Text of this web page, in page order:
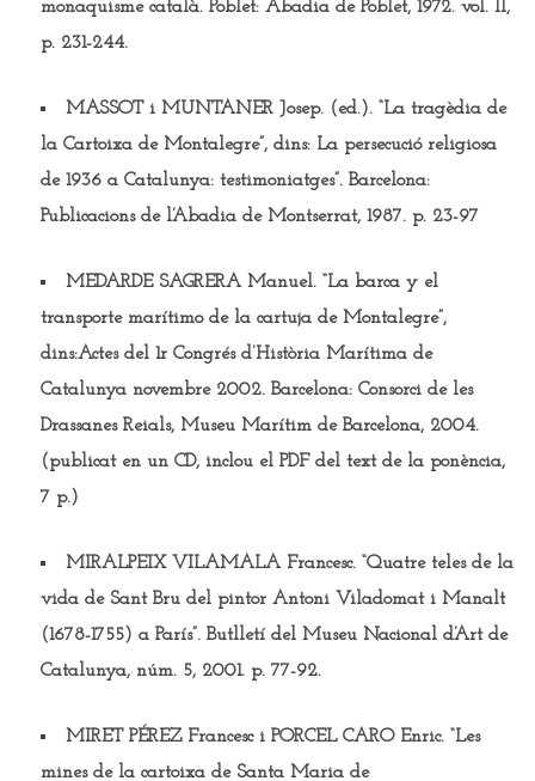
monaquisme català. Poblet: Abadia de Poblet, 1972. vol. II,
p. 231-244.
MASSOT i MUNTANER Josep.(ed.). “La tragèdia de
la Cartoixa de Montalegre”, dins: La persecució religiosa
de 1936 a Catalunya: testimoniatges”. Barcelona:
Publicacions de l’Abadia de Montserrat, 1987. p. 23-97
MEDARDE SAGRERA Manuel.“La barca y el
transporte marítimo de la cartuja de Montalegre”,
dins:Actes del 1r Congrés d’Història Marítima de
Catalunya novembre 2002. Barcelona: Consorci de les
Drassanes Reials, Museu Marítim de Barcelona, 2004.
(publicat en un CD, inclou el PDF del text de la ponència,
7 p.)
MIRALPEIX VILAMALA Francesc. “Quatre teles de la
vida de Sant Bru del pintor Antoni Viladomat i Manalt
(1678-1755) a París”. Butlletí del Museu Nacional d’Art de
Catalunya, núm. 5, 2001. p. 77-92.
MIRET PÉREZ Francesc i PORCEL CARO Enric.“Les
mines de la cartoixa de Santa Maria de